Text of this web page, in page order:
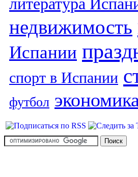
недвижимость
Испании
спорт в Испании
футбол экономика